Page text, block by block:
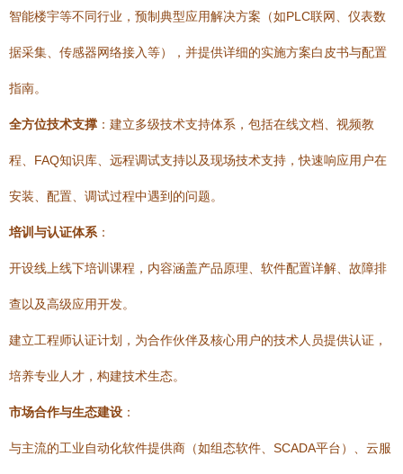
智能楼宇等不同行业，预制典型应用解决方案（如PLC联网、仪表数
据采集、传感器网络接入等），并提供详细的实施方案白皮书与配置
指南。
全方位技术支撑 ：建立多级技术支持体系，包括在线文档、视频教
程、FAQ知识库、远程调试支持以及现场技术支持，快速响应用户在
安装、配置、调试过程中遇到的问题。
培训与认证体系 ：
开设线上线下培训课程，内容涵盖产品原理、软件配置详解、故障排
查以及高级应用开发。
建立工程师认证计划，为合作伙伴及核心用户的技术人员提供认证，
培养专业人才，构建技术生态。
市场合作与生态建设 ：
与主流的工业自动化软件提供商（如组态软件、SCADA平台）、云服